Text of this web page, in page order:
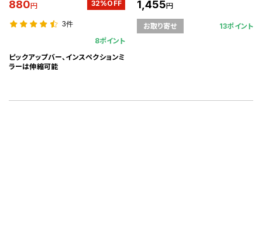
880円 32%OFF
3件
8ポイント
ピックアップバー、インスペクションミ
ラーは伸縮可能
1,455円
お取り寄せ 13ポイント